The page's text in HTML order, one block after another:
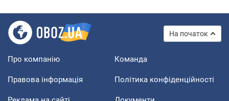
На початок
Про компанію Команда
Правова інформація Політика конфіденційності